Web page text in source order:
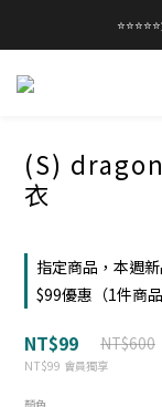
(S)
衣
指定商品，本週
$99優惠（1件商
NT$99 NT$600
NT$99 會員獨享